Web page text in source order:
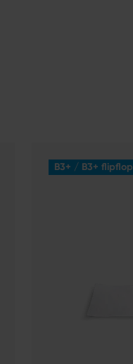
B3+ / B3+ flipflop